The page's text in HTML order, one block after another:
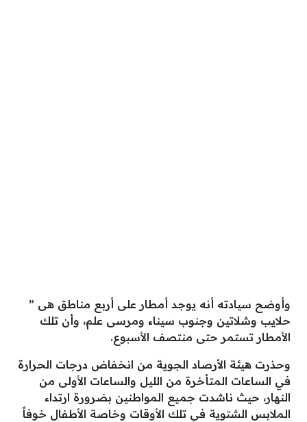
وأوضح سيادته أنه يوجد أمطار على أربع مناطق هى ”
حلايب وشلاتين وجنوب سيناء ومرسى علم، وأن تلك
الأمطار تستمر حتى منتصف الأسبوع.
وحذرت هيئة الأرصاد الجوية من انخفاض درجات الحرارة
في الساعات المتأخرة من الليل والساعات الأولى من
النهار، حيث ناشدت جميع المواطنين بضرورة ارتداء
الملابس الشتوية في تلك الأوقات وخاصة الأطفال خوفاً